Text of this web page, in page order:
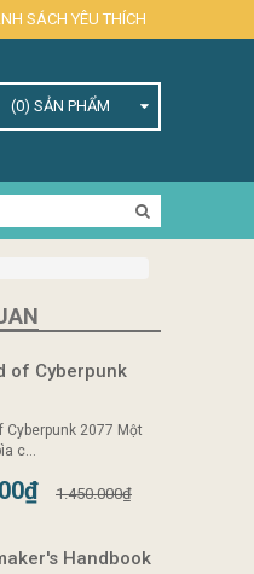
SÁCH YÊU THÍCH
(0) SẢN PHẨM
of Cyberpunk
Cyberpunk 2077 Một
c...
1.450.000₫
Handbook